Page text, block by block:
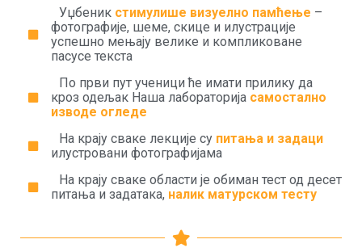
Уџбеник стимулише визуелно памћење –
фотографије, шеме, скице и илустрације
успешно мењају велике и компликоване
пасусе текста
По први пут ученици ће имати прилику да
кроз одељак Наша лабораторија самостално
изводе огледе
На крају сваке лекције су питања и задаци
илустровани фотографијама
На крају сваке области је обиман тест од десет
питања и задатака, налик матурском тесту